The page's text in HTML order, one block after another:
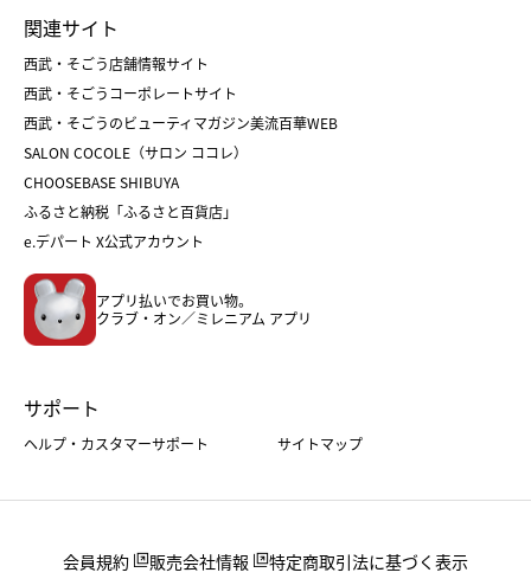
父の日
クリスマスケーキ
ホワイトデー
菓子折り
和菓子
人気のギフト
バレンタイン
ホワイトデー
おせち
フード
ホーム・キッチン＆アート
関連サイト
西武・そごう店舗情報サイト
西武・そごうコーポレートサイト
西武・そごうのビューティマガジン美流百華WEB
SALON COCOLE（サロン ココレ）
CHOOSEBASE SHIBUYA
ふるさと納税「ふるさと百貨店」
e.デパート X公式アカウント
アプリ払いでお買い物。
クラブ・オン／ミレニアム アプリ
サポート
ヘルプ・カスタマーサポート サイトマップ
会員規約 販売会社情報
特定商取引法に基づく表示